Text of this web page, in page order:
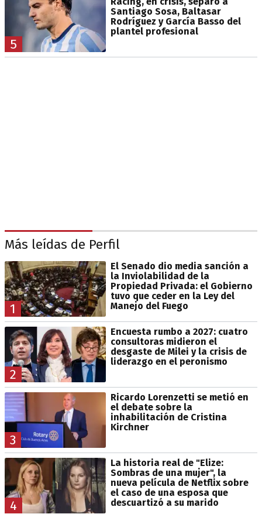
5
Santiago Sosa, Baltasar
Rodríguez y García Basso del
plantel profesional
Más leídas de Perfil
1
El Senado dio media sanción a
la Inviolabilidad de la
Propiedad Privada: el Gobierno
tuvo que ceder en la Ley del
Manejo del Fuego
2
Encuesta rumbo a 2027: cuatro
consultoras midieron el
desgaste de Milei y la crisis de
liderazgo en el peronismo
3
Ricardo Lorenzetti se metió en
el debate sobre la
inhabilitación de Cristina
Kirchner
4
La historia real de "Elize:
Sombras de una mujer", la
nueva película de Netflix sobre
el caso de una esposa que
descuartizó a su marido